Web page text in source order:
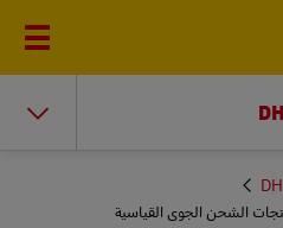
الشحن الجوي القياسية